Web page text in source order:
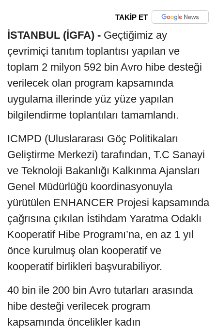
TAKİP ET
İSTANBUL (İGFA) - Geçtiğimiz ay
çevrimiçi tanıtım toplantısı yapılan ve
toplam 2 milyon 592 bin Avro hibe desteği
verilecek olan program kapsamında
uygulama illerinde yüz yüze yapılan
bilgilendirme toplantıları tamamlandı.
ICMPD (Uluslararası Göç Politikaları
Geliştirme Merkezi) tarafından, T.C Sanayi
ve Teknoloji Bakanlığı Kalkınma Ajansları
Genel Müdürlüğü koordinasyonuyla
yürütülen ENHANCER Projesi kapsamında
çağrısına çıkılan İstihdam Yaratma Odaklı
Kooperatif Hibe Programı’na, en az 1 yıl
önce kurulmuş olan kooperatif ve
kooperatif birlikleri başvurabiliyor.
40 bin ile 200 bin Avro tutarları arasında
hibe desteği verilecek program
kapsamında öncelikler kadın